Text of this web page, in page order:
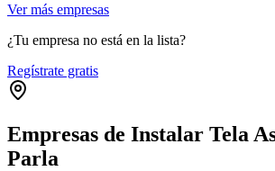
Ver más empresas
¿Tu empresa no está en la lista?
Regístrate gratis
Empresas de Instalar Tela
Parla